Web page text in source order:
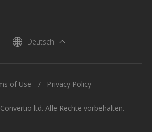
Deutsch
ltd. Alle Rechte vorbehalten.
of Use Privacy Policy